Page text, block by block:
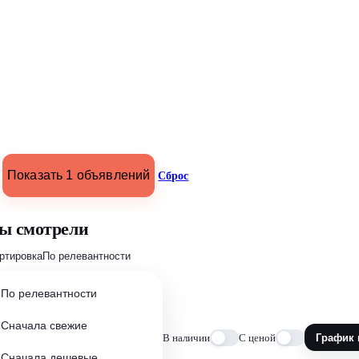
Показать 1 объявлений Сброс
смотрели
По релевантности
По релевантности
Сначала свежие
В наличии С ценой График